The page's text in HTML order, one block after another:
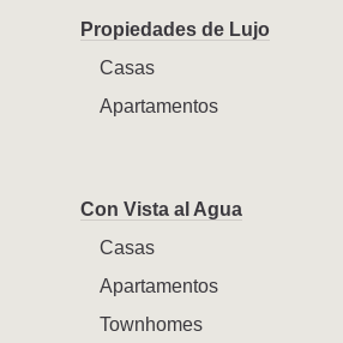
Propiedades de Lujo
Casas
Apartamentos
Con Vista al Agua
Casas
Apartamentos
Townhomes